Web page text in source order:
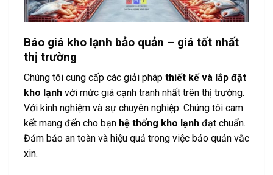
Báo giá kho lạnh bảo quản – giá tốt nhất
thị trường
Chúng tôi cung cấp các giải pháp thiết kế và lắp đặt
kho lạnh với mức giá cạnh tranh nhất trên thị trường.
Với kinh nghiệm và sự chuyên nghiệp. Chúng tôi cam
kết mang đến cho bạn hệ thống kho lạnh đạt chuẩn.
Đảm bảo an toàn và hiệu quả trong việc bảo quản vắc
xin.